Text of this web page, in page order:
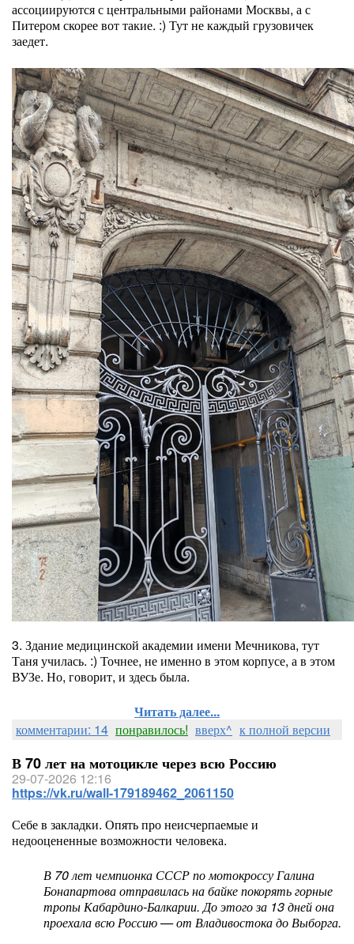
ассоциируются с центральными районами Москвы, а с
Питером скорее вот такие. :) Тут не каждый грузовичек
заедет.
3. Здание медицинской академии имени Мечникова, тут
Таня училась. :) Точнее, не именно в этом корпусе, а в этом
ВУЗе. Но, говорит, и здесь была.
Читать далее...
комментарии: 14 понравилось! вверх^ к полной версии
В 70 лет на мотоцикле через всю Россию
29-07-2026 12:16
https://vk.ru/wall-179189462_2061150
Себе в закладки. Опять про неисчерпаемые и
недооцененные возможности человека.
В 70 лет чемпионка СССР по мотокроссу Галина
Бонапартова отправилась на байке покорять горные
тропы Кабардино-Балкарии. До этого за 13 дней она
проехала всю Россию — от Владивостока до Выборга.